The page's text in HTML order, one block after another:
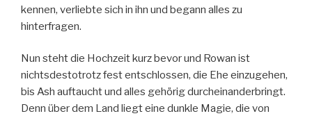
kennen, verliebte sich in ihn und begann alles zu
hinterfragen.
Nun steht die Hochzeit kurz bevor und Rowan ist
nichtsdestotrotz fest entschlossen, die Ehe einzugehen,
bis Ash auftaucht und alles gehörig durcheinanderbringt.
Denn über dem Land liegt eine dunkle Magie, die von